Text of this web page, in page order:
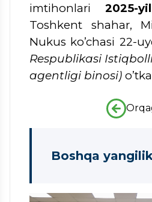
imtihonlari 2025-
Toshkent shahar,
Nukus ko’chasi 22-
Respublikasi
agentligi binosi)
Boshqa